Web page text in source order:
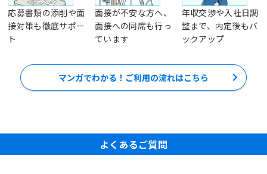
応募書類の添削や面
接対策も徹底サポー
ト
面接が不安な方へ、
面接への同席も行っ
ています
年収交渉や入社日調
整まで、内定後もバ
ックアップ
マンガでわかる！ご利用の流れはこちら
よくあるご質問